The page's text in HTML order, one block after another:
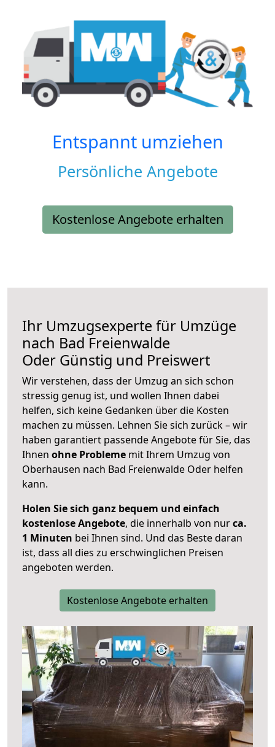
Entspannt umziehen
Persönliche Angebote
Kostenlose Angebote erhalten
Ihr Umzugsexperte für Umzüge
nach Bad Freienwalde
Oder Günstig und Preiswert
Wir verstehen, dass der Umzug an sich schon
stressig genug ist, und wollen Ihnen dabei
helfen, sich keine Gedanken über die Kosten
machen zu müssen. Lehnen Sie sich zurück – wir
haben garantiert passende Angebote für Sie, das
Ihnen ohne Probleme mit Ihrem Umzug von
Oberhausen nach Bad Freienwalde Oder helfen
kann.
Holen Sie sich ganz bequem und einfach
kostenlose Angebote, die innerhalb von nurca.
1 Minuten bei Ihnen sind. Und das Beste daran
ist, dass all dies zu erschwinglichen Preisen
angeboten werden.
Kostenlose Angebote erhalten